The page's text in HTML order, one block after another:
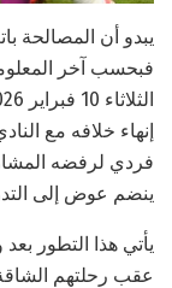
يبدو أن المصالحة
فبحسب آخر
إنهاء خلافه مع
فردي لرفضه
ينضم عوض إلى
يأتي هذا التطور
عقب رحلتهم الشاقة